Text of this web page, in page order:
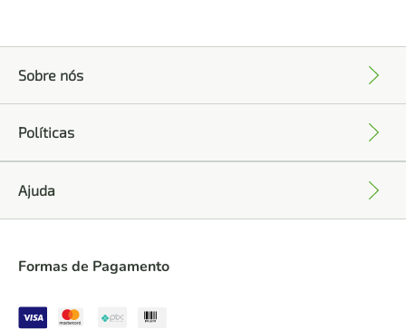
Sobre nós
Políticas
Ajuda
Formas de Pagamento